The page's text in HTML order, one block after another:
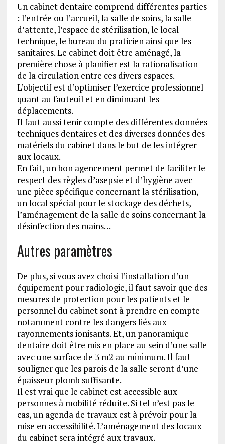
Un cabinet dentaire comprend différentes parties
: l’entrée ou l’accueil, la salle de soins, la salle
d’attente, l’espace de stérilisation, le local
technique, le bureau du praticien ainsi que les
sanitaires. Le cabinet doit être aménagé, la
première chose à planifier est la rationalisation
de la circulation entre ces divers espaces.
L’objectif est d’optimiser l’exercice professionnel
quant au fauteuil et en diminuant les
déplacements.
Il faut aussi tenir compte des différentes données
techniques dentaires et des diverses données des
matériels du cabinet dans le but de les intégrer
aux locaux.
En fait, un bon agencement permet de faciliter le
respect des règles d’asepsie et d’hygiène avec
une pièce spécifique concernant la stérilisation,
un local spécial pour le stockage des déchets,
l’aménagement de la salle de soins concernant la
désinfection des mains…
Autres paramètres
De plus, si vous avez choisi l’installation d’un
équipement pour radiologie, il faut savoir que des
mesures de protection pour les patients et le
personnel du cabinet sont à prendre en compte
notamment contre les dangers liés aux
rayonnements ionisants. Et, un panoramique
dentaire doit être mis en place au sein d’une salle
avec une surface de 3 m2 au minimum. Il faut
souligner que les parois de la salle seront d’une
épaisseur plomb suffisante.
Il est vrai que le cabinet est accessible aux
personnes à mobilité réduite. Si tel n’est pas le
cas, un agenda de travaux est à prévoir pour la
mise en accessibilité. L’aménagement des locaux
du cabinet sera intégré aux travaux.